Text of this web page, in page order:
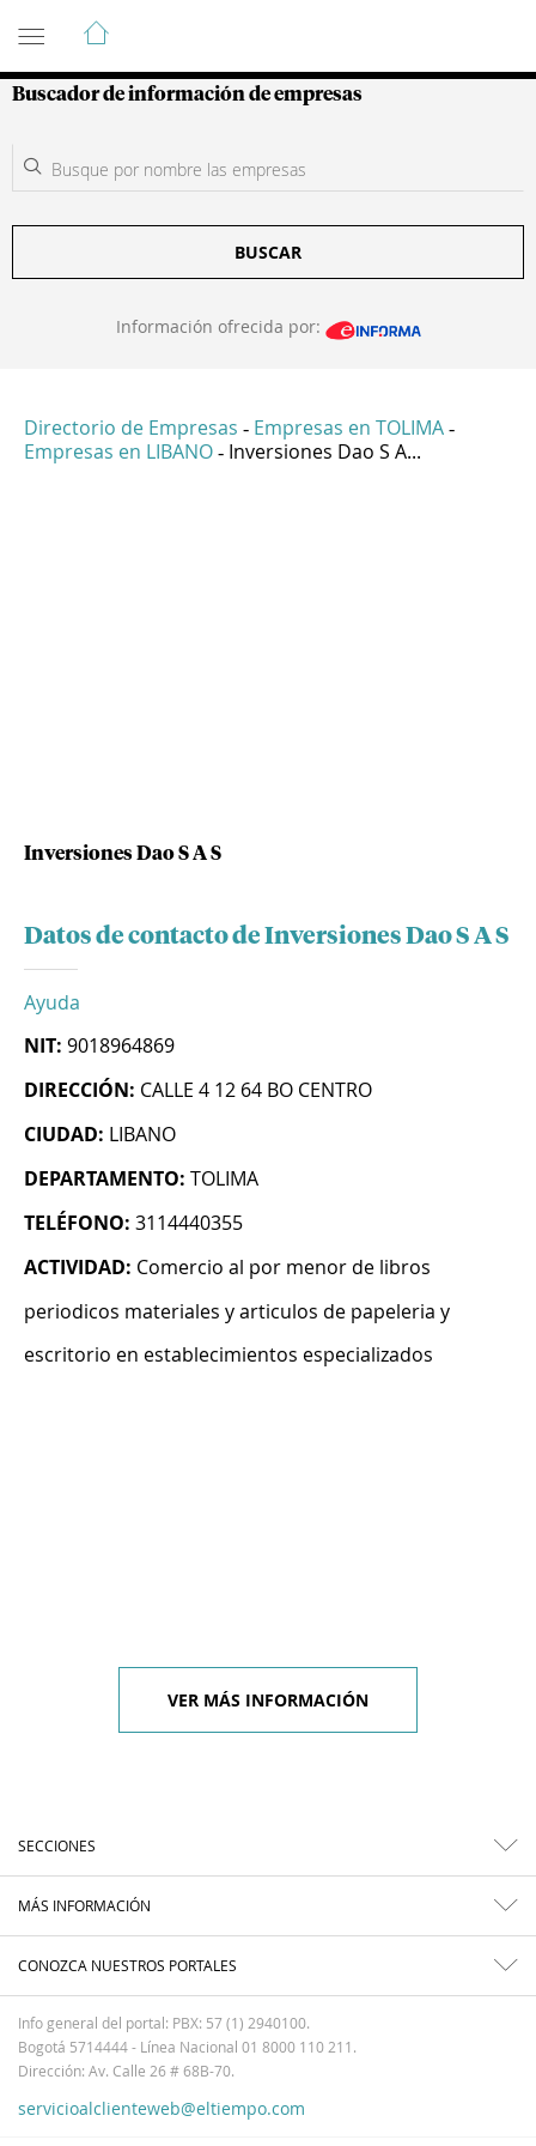
Guía de Empresas Colombianas
Buscador de información de empresas
BUSCAR
Información ofrecida por:
Directorio de Empresas - Empresas en TOLIMA -
Empresas en LIBANO - Inversiones Dao S A...
Inversiones Dao S A S
Datos de contacto de Inversiones Dao S A S
Ayuda
NIT: 9018964869
DIRECCIÓN: CALLE 4 12 64 BO CENTRO
CIUDAD: LIBANO
DEPARTAMENTO: TOLIMA
TELÉFONO: 3114440355
ACTIVIDAD: Comercio al por menor de libros
periodicos materiales y articulos de papeleria y
escritorio en establecimientos especializados
VER MÁS INFORMACIÓN
SECCIONES
MÁS INFORMACIÓN
CONOZCA NUESTROS PORTALES
Info general del portal: PBX: 57 (1) 2940100.
Bogotá 5714444 - Línea Nacional 01 8000 110 211.
Dirección: Av. Calle 26 # 68B-70.
servicioalclienteweb@eltiempo.com